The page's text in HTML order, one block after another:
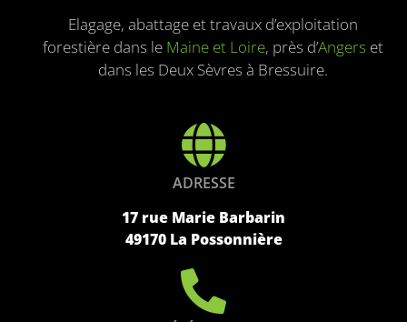
Elagage, abattage et travaux d’exploitation
forestière dans le Maine et Loire, près d’Angers et
dans les Deux Sèvres à Bressuire.
ADRESSE
17 rue Marie Barbarin
49170 La Possonnière